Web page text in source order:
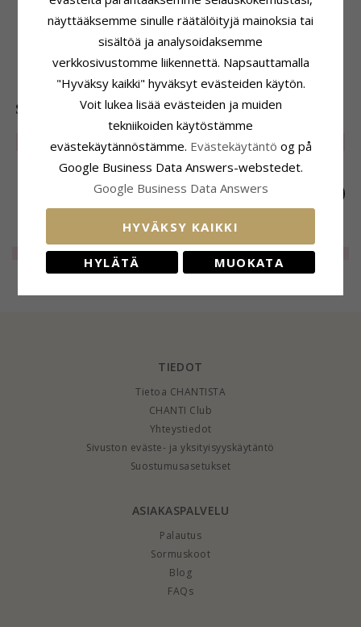
Jalometalli:
14 Karaatin Valkokultaa
14 Karaatin Kultaa
Kiiltävä
SUOSITUIMMAT TUOTTEET LUOKASSA
LIMITED 50%
ketjukorvakorut
kullattu messinki -
Eliné
LIMITED18,-
LIMITED 50%
ketjukorvakorut
kullattu messinki -
Eliné
LIMITED18,-
LIMITED
ketjukorvakorut
kullattu messinki -
Eliné
LIMITED18,-
TIEDOT
Tietoa CHANTISTA
CHANTI Club
Yhteystiedot
Sivuston eväste- ja yksityisyyskäytäntö
Suostumusasetukset
ASIAKASPALVELU
Palautus
Sormuskoot
Blog
FAQs
näyttääksemme sinulle räätälöityjä mainoksia tai
sisältöä ja analysoidaksemme
verkkosivustomme liikennettä. Napsauttamalla
"Hyväksy kaikki" hyväksyt evästeiden käytön.
Voit lukea lisää evästeiden ja muiden
tekniikoiden käytöstämme
evästekäytännöstämme. Evästekäytäntö og på
Google Business Data Answers-webstedet.
Google Business Data Answers
HYVÄKSY KAIKKI
HYLÄTÄ MUOKATA